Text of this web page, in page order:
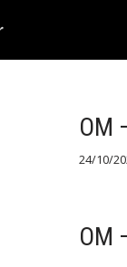
OM
24/10/
OM